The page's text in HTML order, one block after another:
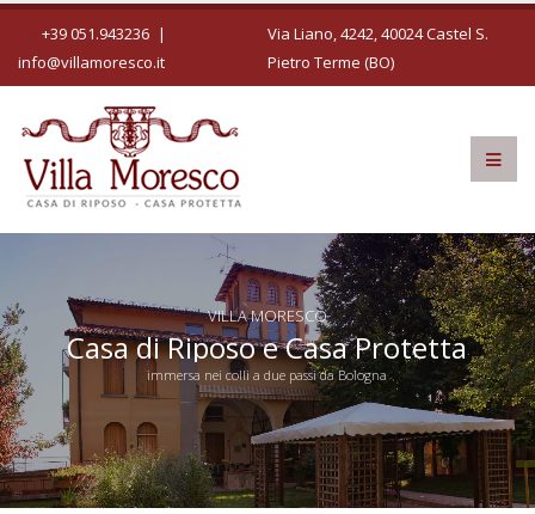
+39 051.943236 |
info@villamoresco.it
Via Liano, 4242, 40024 Castel S.
Pietro Terme (BO)
VILLA MORESCO
Casa di Riposo e Casa Protetta
immersa nei colli a due passi da Bologna